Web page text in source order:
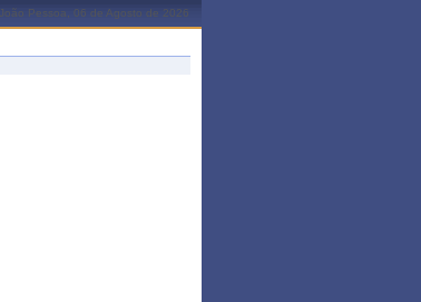
João Pessoa, 06 de Agosto de 2026